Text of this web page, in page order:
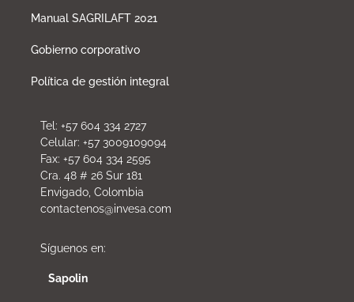
Manual SAGRILAFT 2021
Gobierno corporativo
Política de gestión integral
Tel: +57 604 334 2727
Celular: +57 3009109094
Fax: +57 604 334 2595
Cra. 48 # 26 Sur 181
Envigado, Colombia
contactenos@invesa.com
Síguenos en:
Sapolin